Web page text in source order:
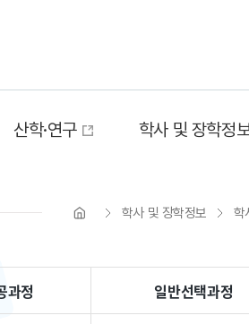
산학·연구 학사 및 장학정
학사 및 장학정보 학
과정 일반선택과정